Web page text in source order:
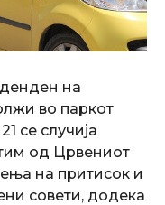
на
во паркот
се случија
од Црвениот
на притисок и
совети, додека